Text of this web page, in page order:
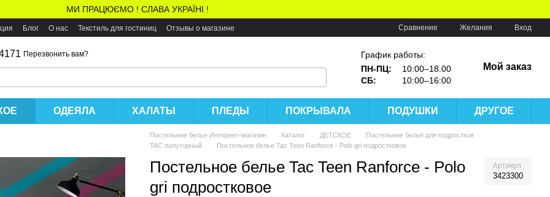
МИ ПРАЦЮЄМО ! СЛАВА УКРАЇНІ !
Блог О нас Текстиль для гостиниц Отзывы о магазине Сравнение Желания Вход
Перезвонить вам?
График работы:
ПН-ПЦ:
10:00–18.00
СБ:
10:00–16:00
Мой заказ
ОДЕЯЛА ХАЛАТЫ ПЛЕДЫ ПОКРЫВАЛА ПОДУШКИ ДРУГОЕ
Постельное белье Интернет-магазин Каталог ДЕТСКОЕ
Постельное бельё для подростков
TAC полуторный
Постельное белье Tac Teen Ranforce - Polo gri подростковое
Постельное белье Tac Teen Ranforce - Polo
gri подростковое
Артикул
3423300